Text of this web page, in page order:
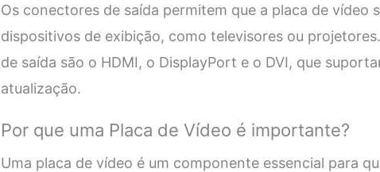
Os conectores de saída permitem que a placa de
dispositivos de exibição, como televisores ou
de saída são o HDMI, o DisplayPort e o DVI, que
atualização.
Por que uma Placa de Vídeo é importante?
Uma placa de vídeo é um componente essencial para